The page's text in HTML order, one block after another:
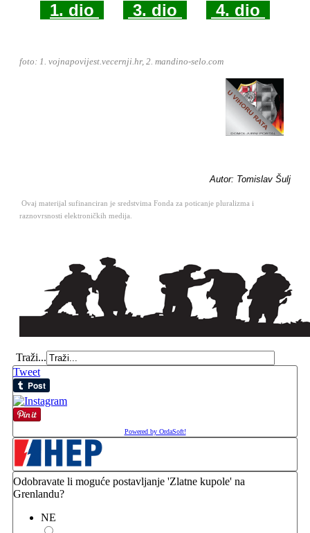
1. dio 3. dio 4. dio
foto: 1. vojnapovijest.vecernji.hr, 2. mandino-selo.com
Autor: Tomislav Šulj
Ovaj materijal sufinanciran je sredstvima Fonda za poticanje pluralizma i
raznovrsnosti elektroničkih medija.
Traži...
Tweet
Powered by OrdaSoft!
Odobravate li moguće postavljanje 'Zlatne kupole' na
Grenlandu?
NE